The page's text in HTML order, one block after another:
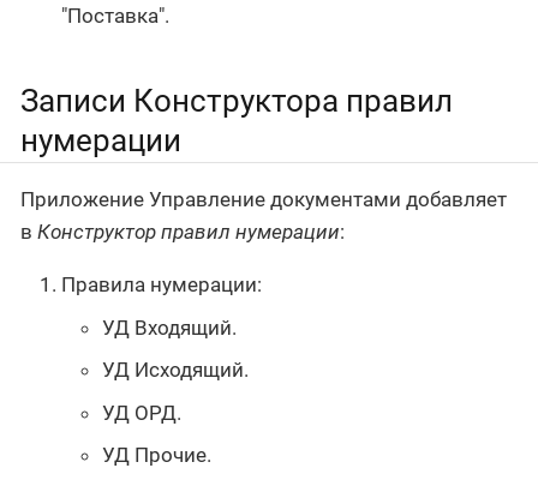
"Поставка".
Записи Конструктора правил
нумерации
Приложение Управление документами добавляет
в Конструктор правил нумерации:
Правила нумерации:
УД Входящий.
УД Исходящий.
УД ОРД.
УД Прочие.